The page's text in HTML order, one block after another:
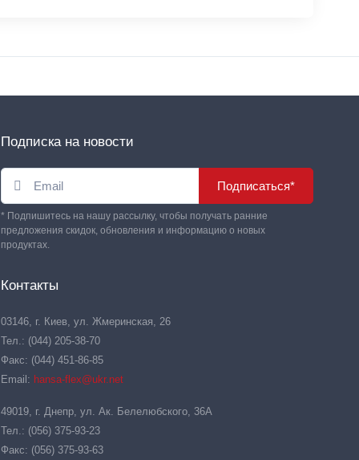
Подписка на новости
Подписаться*
* Подпишитесь на нашу рассылку, чтобы получать ранние
предложения скидок, обновления и информацию о новых
продуктах.
Контакты
03146, г. Киев, ул. Жмеринская, 26
Тел.: (044) 205-38-70
Факс: (044) 451-86-85
Email: hansa-flex@ukr.net
49019, г. Днепр, ул. Ак. Белелюбского, 36А
Тел.: (056) 375-93-23
Факс: (056) 375-93-63